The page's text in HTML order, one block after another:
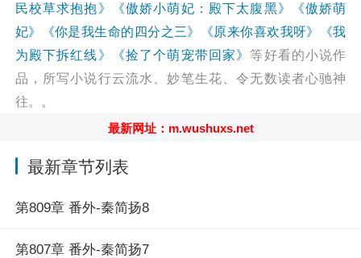
民校草求抱抱》
《傲娇小萌妃：殿下太腹黑》
《傲娇萌
妃》
《你是我生命的四分之三》 《原来你喜欢我呀》
《我
为殿下拆红线》
《捡了个萌宠带回家》 等好看的小说作
品，所写小说行云流水、妙笔生花、令无数读者心驰神
往。。
最新网址：m.wushuxs.net
最新章节列表
第809章 番外-秦简扬8
第807章 番外-秦简扬7